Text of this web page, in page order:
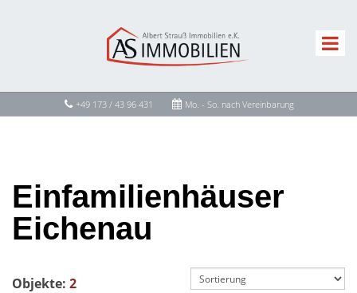
+49 173 / 43 96 431 Mo. - So. nach Vereinbarung
Einfamilienhäuser
Eichenau
Objekte: 2